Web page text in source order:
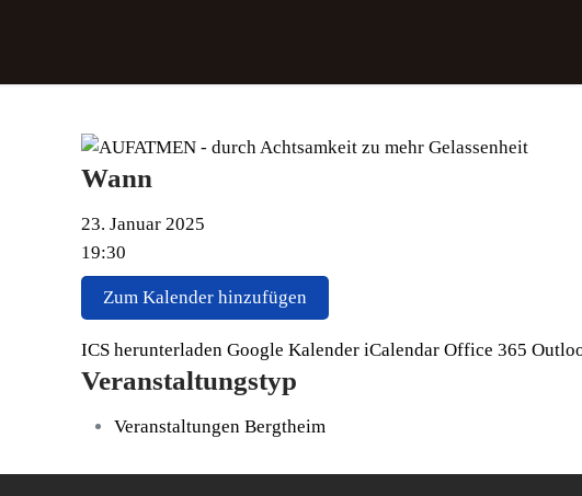
Wann
23. Januar 2025
19:30
Zum Kalender hinzufügen
ICS herunterladen Google Kalender iCalendar Office 365
Veranstaltungstyp
Veranstaltungen Bergtheim